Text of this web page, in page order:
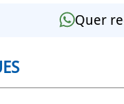
Quer